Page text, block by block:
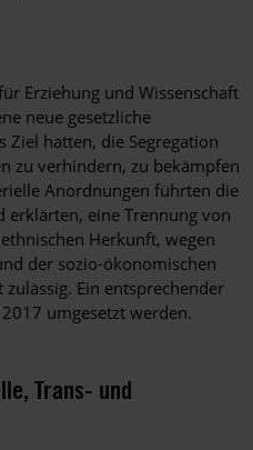
Erziehung und Wissenschaft
neue gesetzliche
Ziel hatten, die Segregation
zu verhindern, zu bekämpfen
Anordnungen führten die
erklärten, eine Trennung von
Herkunft, wegen
der sozio-ökonomischen
Ein entsprechender
umgesetzt werden.
Trans- und